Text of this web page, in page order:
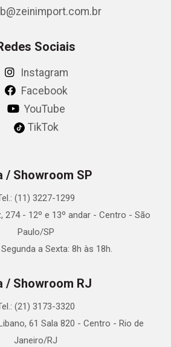
Sociais
Instagram
Facebook
YouTube
TikTok
/ Showroom SP
(11) 3227-1299
274 - 12º e 13º andar - Centro - São
Paulo/SP
Segunda a Sexta: 8h às 18h.
/ Showroom RJ
(21) 3173-3320
61 Sala 820 - Centro - Rio de
Janeiro/RJ